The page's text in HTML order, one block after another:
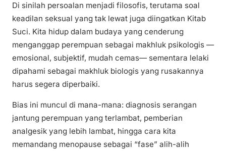
Di sinilah persoalan menjadi filosofis, terutama soal
keadilan seksual yang tak lewat juga diingatkan Kitab
Suci. Kita hidup dalam budaya yang cenderung
menganggap perempuan sebagai makhluk psikologis —
emosional, subjektif, mudah cemas— sementara lelaki
dipahami sebagai makhluk biologis yang rusakannya
harus segera diperbaiki.
Bias ini muncul di mana-mana: diagnosis serangan
jantung perempuan yang terlambat, pemberian
analgesik yang lebih lambat, hingga cara kita
memandang menopause sebagai “fase” alih-alih